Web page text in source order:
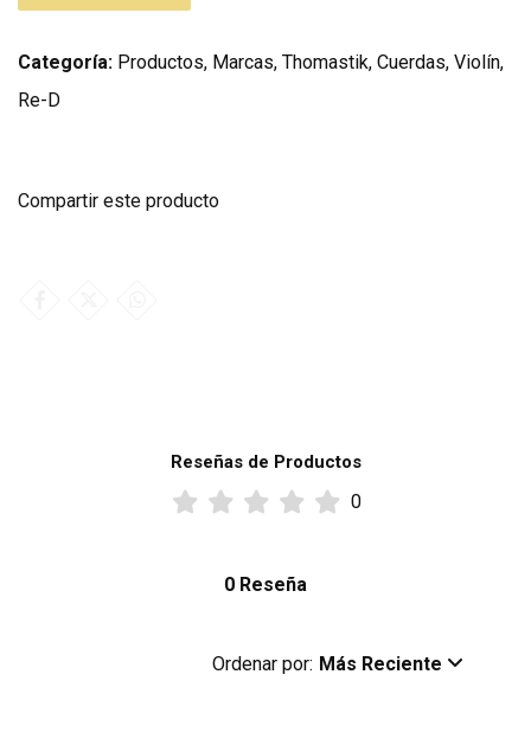
Categoría: Productos, Marcas, Thomastik, Cuerdas, Violín,
Re-D
Compartir este producto
Reseñas de Productos
0
0 Reseña
Ordenar por: Más Reciente